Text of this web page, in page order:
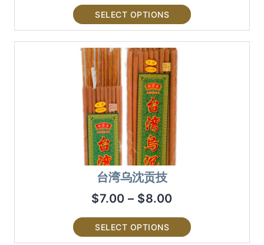
SELECT OPTIONS
台湾乌沈贡技
$7.00 – $8.00
SELECT OPTIONS